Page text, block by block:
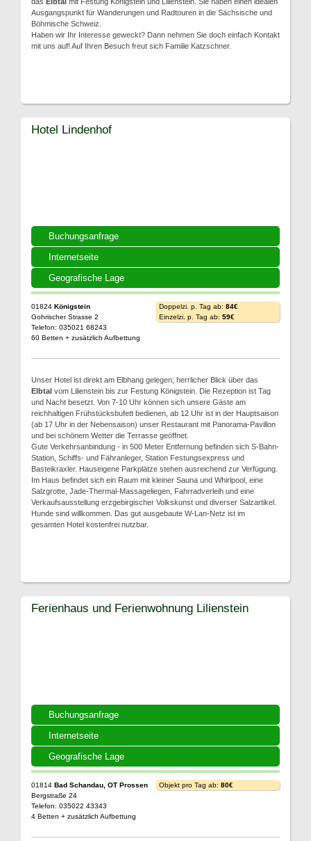
Ausgangspunkt für Wanderungen und Radtouren in die Sächsische und
Böhmische Schweiz.
Haben wir Ihr Interesse geweckt? Dann nehmen Sie doch einfach Kontakt
mit uns auf! Auf Ihren Besuch freut sich Familie Katzschner.
Buchungsanfrage
Internetseite
Geografische Lage
Hotel Lindenhof
01824 Königstein
Gohrischer Strasse 2
Telefon: 035021 68243
60 Betten + zusätzlich Aufbettung
Doppelzi. p. Tag ab: 84€
Einzelzi. p. Tag ab: 59€
Unser Hotel ist direkt am Elbhang gelegen; herrlicher Blick über das
Elbtal vom Lilienstein bis zur Festung Königstein. Die Rezeption ist Tag
und Nacht besetzt. Von 7-10 Uhr können sich unsere Gäste am
reichhaltigen Frühstücksbufett bedienen, ab 12 Uhr ist in der Hauptsaison
(ab 17 Uhr in der Nebensaison) unser Restaurant mit Panorama-Pavillon
und bei schönem Wetter die Terrasse geöffnet.
Gute Verkehrsanbindung - in 500 Meter Entfernung befinden sich S-Bahn-
Station, Schiffs- und Fähranleger, Station Festungsexpress und
Basteikraxler. Hauseigene Parkplätze stehen ausreichend zur Verfügung.
Im Haus befindet sich ein Raum mit kleiner Sauna und Whirlpool, eine
Salzgrotte, Jade-Thermal-Massageliegen, Fahrradverleih und eine
Verkaufsausstellung erzgebirgischer Volkskunst und diverser Salzartikel.
Hunde sind willkommen. Das gut ausgebaute W-Lan-Netz ist im
gesamten Hotel kostenfrei nutzbar.
Buchungsanfrage
Internetseite
Geografische Lage
Ferienhaus und Ferienwohnung Lilienstein
01814 Bad Schandau, OT Prossen
Bergstraße 24
Telefon: 035022 43343
4 Betten + zusätzlich Aufbettung
Objekt pro Tag ab: 80€